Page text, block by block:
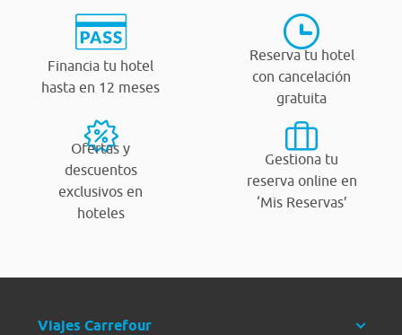
Financia tu hotel
hasta en 12 meses
Reserva tu hotel
con cancelación
gratuita
Ofertas y
descuentos
exclusivos en
hoteles
Gestiona tu
reserva online en
‘Mis Reservas’
Viajes Carrefour